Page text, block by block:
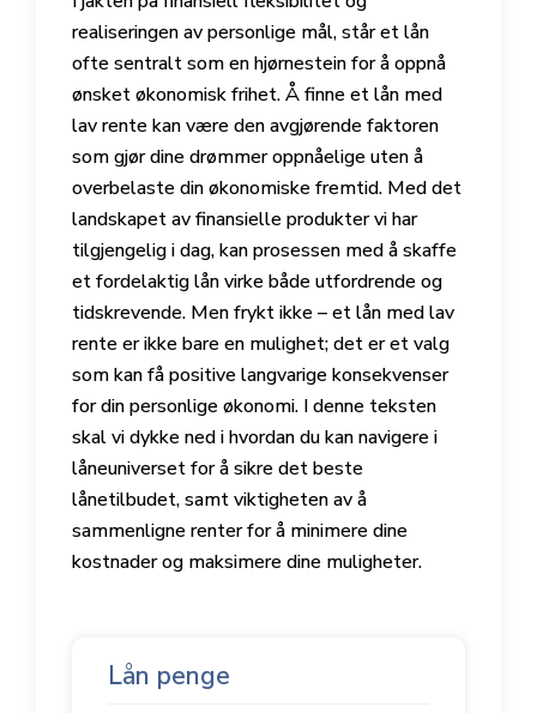
realiseringen av personlige mål, står et lån
ofte sentralt som en hjørnestein for å oppnå
ønsket økonomisk frihet. Å finne et lån med
lav rente kan være den avgjørende faktoren
som gjør dine drømmer oppnåelige uten å
overbelaste din økonomiske fremtid. Med det
landskapet av finansielle produkter vi har
tilgjengelig i dag, kan prosessen med å skaffe
et fordelaktig lån virke både utfordrende og
tidskrevende. Men frykt ikke – et lån med lav
rente er ikke bare en mulighet; det er et valg
som kan få positive langvarige konsekvenser
for din personlige økonomi. I denne teksten
skal vi dykke ned i hvordan du kan navigere i
låneuniverset for å sikre det beste
lånetilbudet, samt viktigheten av å
sammenligne renter for å minimere dine
kostnader og maksimere dine muligheter.
Lån penge